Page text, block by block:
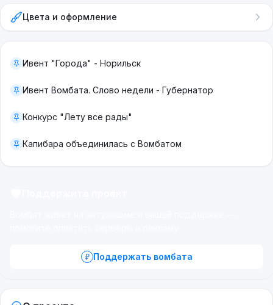
Первоисточники:
Сборник новогодних клипов 2026 (6 из 6)
Текст, критика, версия mp4 и полная версия mp3
(бесплатно, без регистрации, без СМС)
===
Цвета и оформление
Ивент "Города" - Норильск
Ивент Вомбата. Слово недели - Губернатор
Конкурс "Лету все рады"
Капибара объединилась с Вомбатом
Поддержать вомбата